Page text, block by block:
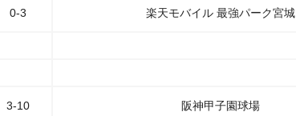
0-3 楽天モバイル 最強パーク宮城
3-10 阪神甲子園球場